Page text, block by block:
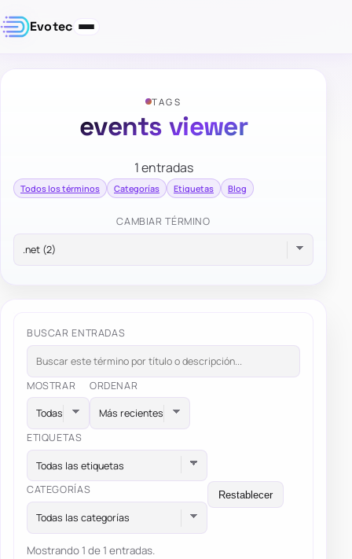
Evotec
TAGS
events viewer
1 entradas
Todos los términos Categorías Etiquetas Blog
CAMBIAR TÉRMINO
BUSCAR ENTRADAS
MOSTRAR ORDENAR
ETIQUETAS
Todas las etiquetas
CATEGORÍAS
Todas las categorías
Restablecer
Mostrando 1 de 1 entradas.